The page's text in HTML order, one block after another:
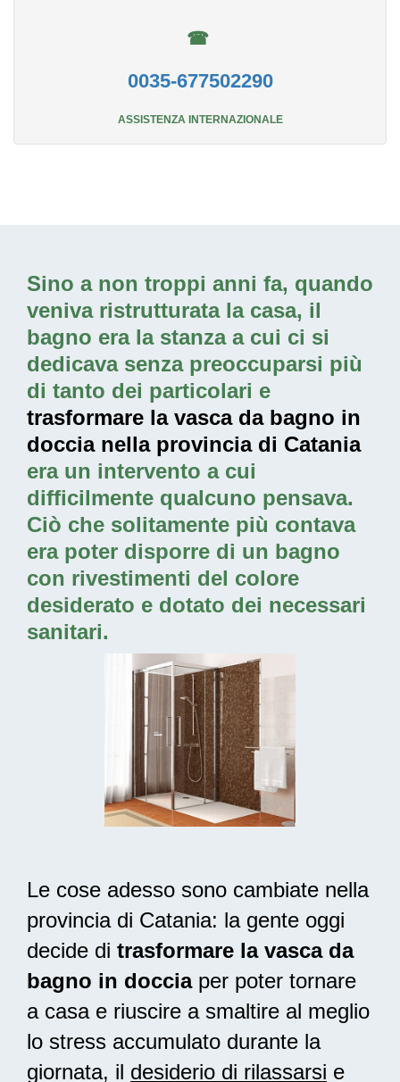
☎
0035-677502290
ASSISTENZA INTERNAZIONALE
Sino a non troppi anni fa, quando
veniva ristrutturata la casa, il
bagno era la stanza a cui ci si
dedicava senza preoccuparsi più
di tanto dei particolari e
trasformare la vasca da bagno in
doccia nella provincia di Catania
era un intervento a cui
difficilmente qualcuno pensava.
Ciò che solitamente più contava
era poter disporre di un bagno
con rivestimenti del colore
desiderato e dotato dei necessari
sanitari.
Le cose adesso sono cambiate nella
provincia di Catania: la gente oggi
decide di trasformare la vasca da
bagno in docciaper poter tornare
a casa e riuscire a smaltire al meglio
lo stress accumulato durante la
giornata, il desiderio di rilassarsi e